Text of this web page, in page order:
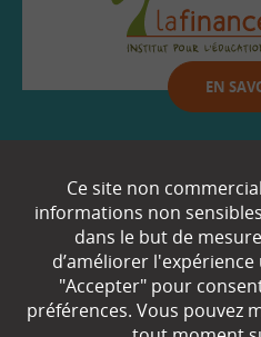
EN
Espace
Plan
Ce site non
informations non
dans le but de
d’améliorer
"Accepter" pour
préférences. Vous pouvez